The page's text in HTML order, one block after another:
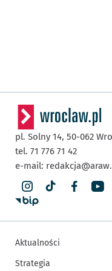
pl. Solny 14, 50-062
tel. 71 776 71 42
e-mail:
Aktualności
Strategia